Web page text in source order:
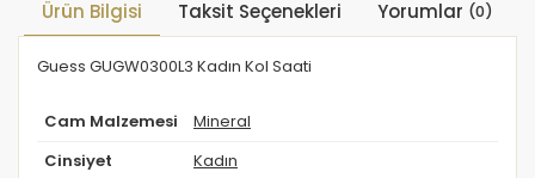
Ürün Bilgisi Taksit Seçenekleri Yorumlar (0)
Guess GUGW0300L3 Kadın Kol Saati
Cam Malzemesi Mineral
Cinsiyet Kadın